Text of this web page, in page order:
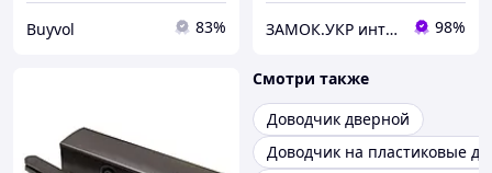
Buyvol 83% ЗАМОК.УКР интернет-магазин замков и фурнитуры 98%
Смотри также
Доводчик дверной
Доводчик на пластиковые